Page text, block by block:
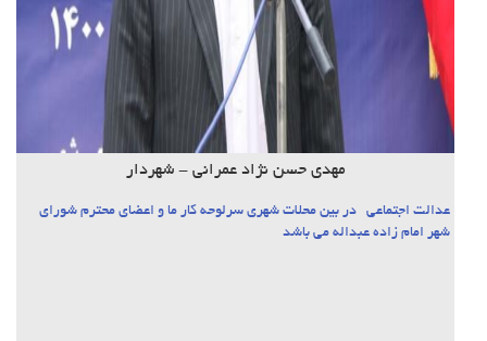
مهدی حسن نژاد عمرانی - شهردار
عدالت اجتماعی در بین محلات شهری سرلوحه کار ما و اعضای محترم شورای
شهر امام زاده عبداله می باشد